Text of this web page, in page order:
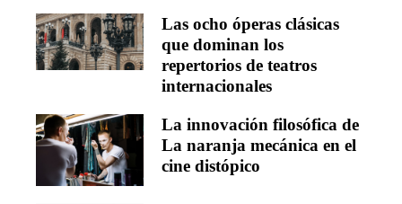
Las ocho óperas clásicas
que dominan los
repertorios de teatros
internacionales
La innovación filosófica de
La naranja mecánica en el
cine distópico